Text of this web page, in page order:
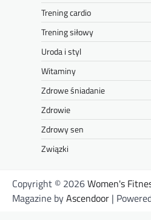
Trening cardio
Trening siłowy
Uroda i styl
Witaminy
Zdrowe śniadanie
Zdrowie
Zdrowy sen
Związki
Copyright © 2026Women's
Magazine byAscendoor |